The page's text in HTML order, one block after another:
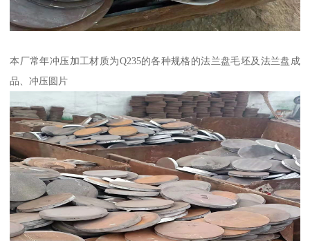
本厂常年冲压加工材质为Q235的各种规格的法兰盘毛坯及法兰盘成
品、冲压圆片